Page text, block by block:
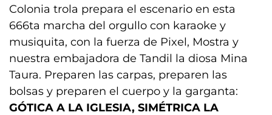
Colonia trola prepara el escenario en esta
666ta marcha del orgullo con karaoke y
musiquita, con la fuerza de Pixel, Mostra y
nuestra embajadora de Tandil la diosa Mina
Taura. Preparen las carpas, preparen las
bolsas y preparen el cuerpo y la garganta:
GÓTICA A LA IGLESIA, SIMÉTRICA LA